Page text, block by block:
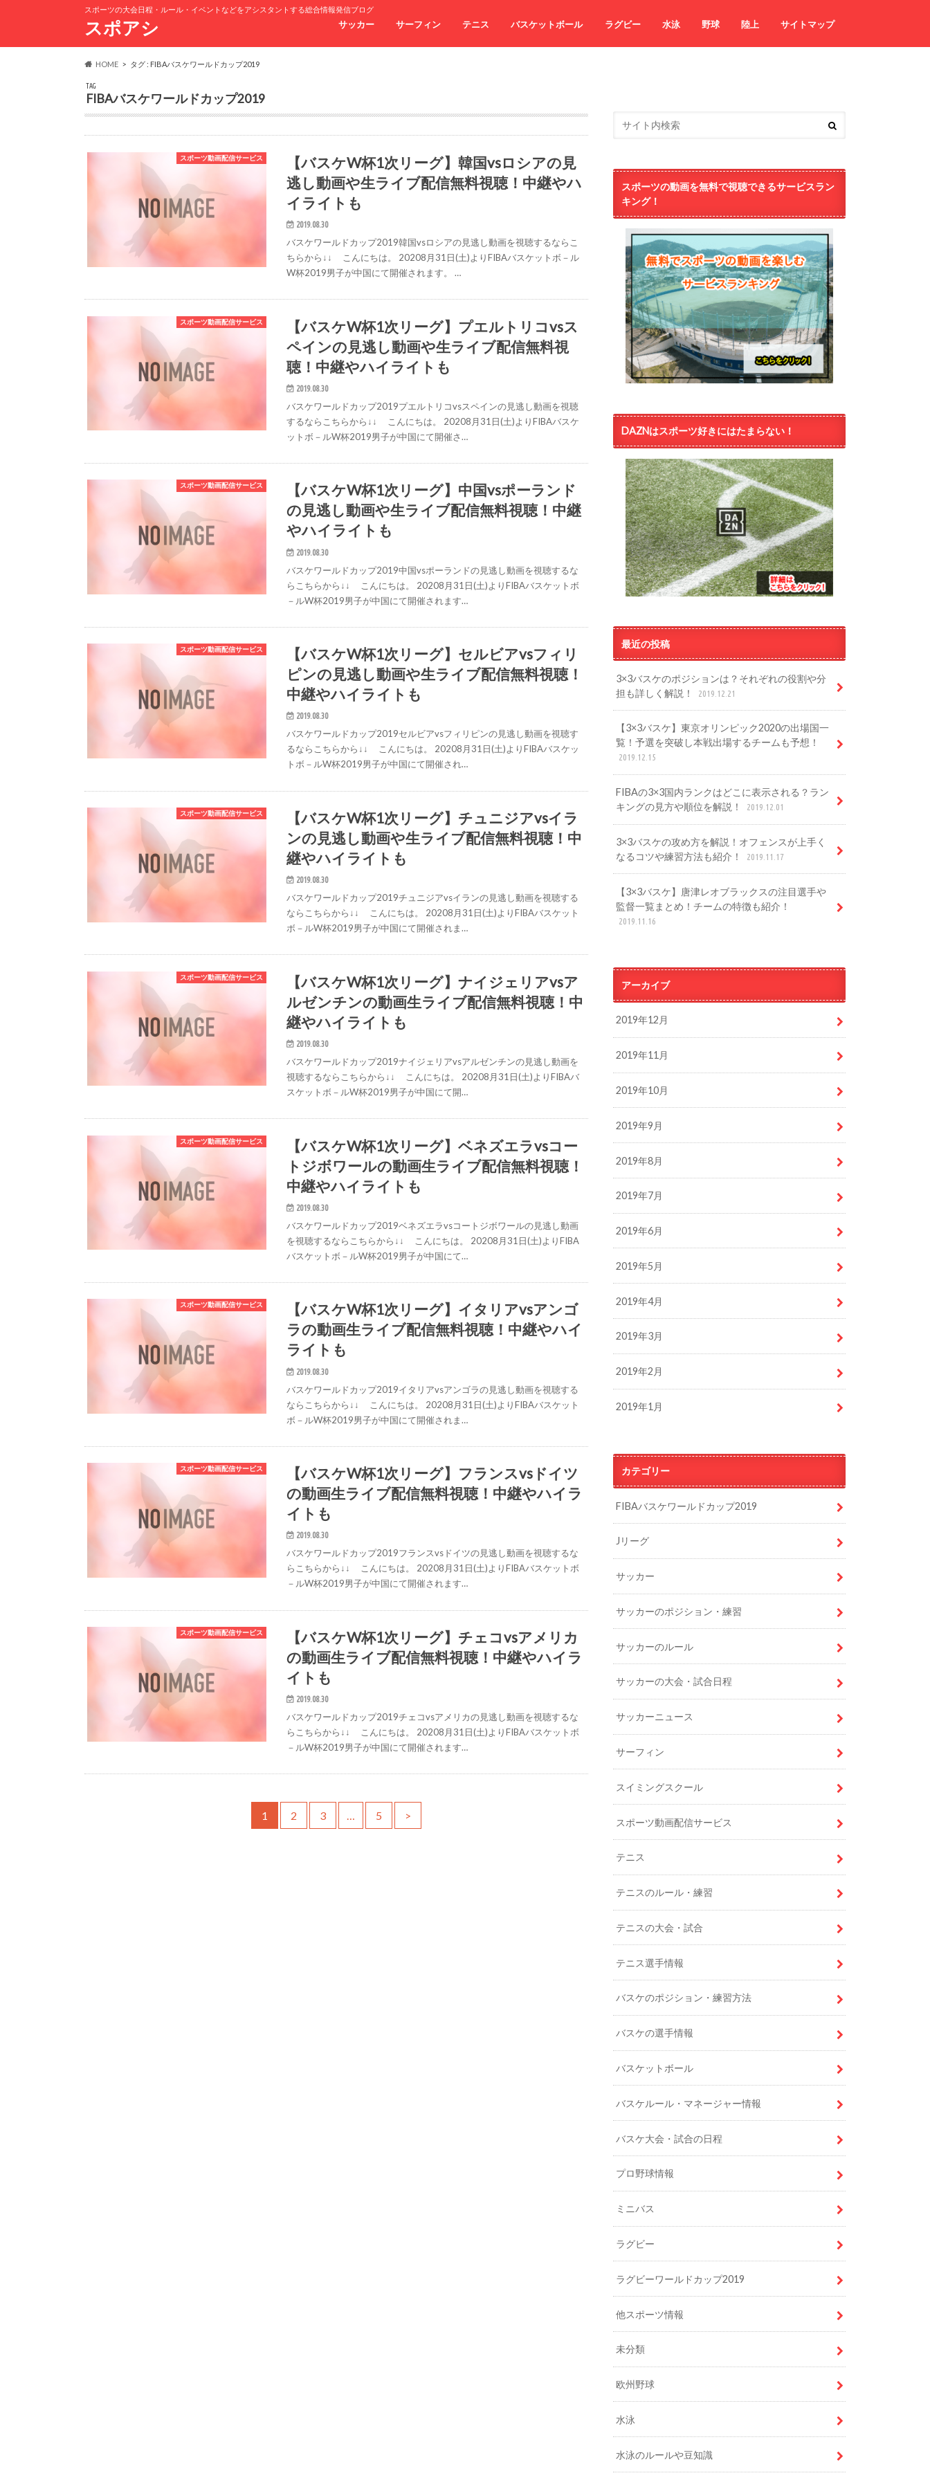
スポーツの大会日程・ルール・イベントなどをアシスタントする総合情報発信ブログ
スポアシ サッカー サーフィン テニス バスケットボール ラグビー 水泳 野球 陸上 サイトマップ
HOME タグ : FIBAバスケワールドカップ2019
TAG
FIBAバスケワールドカップ2019
スポーツ動画配信サービス
【バスケW杯1次リーグ】韓国vsロシアの見
逃し動画や生ライブ配信無料視聴！中継やハ
イライトも
2019.08.30
バスケワールドカップ2019韓国vsロシアの見逃し動画を視聴するならこ
ちらから↓↓ こんにちは。 20208月31日(土)よりFIBAバスケットボ－ル
W杯2019男子が中国にて開催されます。 …
スポーツ動画配信サービス
【バスケW杯1次リーグ】プエルトリコvsス
ペインの見逃し動画や生ライブ配信無料視
聴！中継やハイライトも
2019.08.30
バスケワールドカップ2019プエルトリコvsスペインの見逃し動画を視聴
するならこちらから↓↓ こんにちは。 20208月31日(土)よりFIBAバスケ
ットボ－ルW杯2019男子が中国にて開催さ…
スポーツ動画配信サービス
【バスケW杯1次リーグ】中国vsポーランド
の見逃し動画や生ライブ配信無料視聴！中継
やハイライトも
2019.08.30
バスケワールドカップ2019中国vsポーランドの見逃し動画を視聴するな
らこちらから↓↓ こんにちは。 20208月31日(土)よりFIBAバスケットボ
－ルW杯2019男子が中国にて開催されます…
スポーツ動画配信サービス
【バスケW杯1次リーグ】セルビアvsフィリ
ピンの見逃し動画や生ライブ配信無料視聴！
中継やハイライトも
2019.08.30
バスケワールドカップ2019セルビアvsフィリピンの見逃し動画を視聴す
るならこちらから↓↓ こんにちは。 20208月31日(土)よりFIBAバスケッ
トボ－ルW杯2019男子が中国にて開催され…
スポーツ動画配信サービス
【バスケW杯1次リーグ】チュニジアvsイラ
ンの見逃し動画や生ライブ配信無料視聴！中
継やハイライトも
2019.08.30
バスケワールドカップ2019チュニジアvsイランの見逃し動画を視聴する
ならこちらから↓↓ こんにちは。 20208月31日(土)よりFIBAバスケット
ボ－ルW杯2019男子が中国にて開催されま…
スポーツ動画配信サービス
【バスケW杯1次リーグ】ナイジェリアvsア
ルゼンチンの動画生ライブ配信無料視聴！中
継やハイライトも
2019.08.30
バスケワールドカップ2019ナイジェリアvsアルゼンチンの見逃し動画を
視聴するならこちらから↓↓ こんにちは。 20208月31日(土)よりFIBAバ
スケットボ－ルW杯2019男子が中国にて開…
スポーツ動画配信サービス
【バスケW杯1次リーグ】ベネズエラvsコー
トジボワールの動画生ライブ配信無料視聴！
中継やハイライトも
2019.08.30
バスケワールドカップ2019ベネズエラvsコートジボワールの見逃し動画
を視聴するならこちらから↓↓ こんにちは。 20208月31日(土)よりFIBA
バスケットボ－ルW杯2019男子が中国にて…
スポーツ動画配信サービス
【バスケW杯1次リーグ】イタリアvsアンゴ
ラの動画生ライブ配信無料視聴！中継やハイ
ライトも
2019.08.30
バスケワールドカップ2019イタリアvsアンゴラの見逃し動画を視聴する
ならこちらから↓↓ こんにちは。 20208月31日(土)よりFIBAバスケット
ボ－ルW杯2019男子が中国にて開催されま…
スポーツ動画配信サービス
【バスケW杯1次リーグ】フランスvsドイツ
の動画生ライブ配信無料視聴！中継やハイラ
イトも
2019.08.30
バスケワールドカップ2019フランスvsドイツの見逃し動画を視聴するな
らこちらから↓↓ こんにちは。 20208月31日(土)よりFIBAバスケットボ
－ルW杯2019男子が中国にて開催されます…
スポーツ動画配信サービス
【バスケW杯1次リーグ】チェコvsアメリカ
の動画生ライブ配信無料視聴！中継やハイラ
イトも
2019.08.30
バスケワールドカップ2019チェコvsアメリカの見逃し動画を視聴するな
らこちらから↓↓ こんにちは。 20208月31日(土)よりFIBAバスケットボ
－ルW杯2019男子が中国にて開催されます…
1 2 3 … 5 >
スポーツの動画を無料で視聴できるサービスラン
キング！
DAZNはスポーツ好きにはたまらない！
最近の投稿
3×3バスケのポジションは？それぞれの役割や分
担も詳しく解説！
2019.12.21
【3×3バスケ】東京オリンピック2020の出場国一
覧！予選を突破し本戦出場するチームも予想！
2019.12.15
FIBAの3×3国内ランクはどこに表示される？ラン
キングの見方や順位を解説！
2019.12.01
3×3バスケの攻め方を解説！オフェンスが上手く
なるコツや練習方法も紹介！
2019.11.17
【3×3バスケ】唐津レオブラックスの注目選手や
監督一覧まとめ！チームの特徴も紹介！
2019.11.16
アーカイブ
2019年12月
2019年11月
2019年10月
2019年9月
2019年8月
2019年7月
2019年6月
2019年5月
2019年4月
2019年3月
2019年2月
2019年1月
カテゴリー
FIBAバスケワールドカップ2019
Jリーグ
サッカー
サッカーのポジション・練習
サッカーのルール
サッカーの大会・試合日程
サッカーニュース
サーフィン
スイミングスクール
スポーツ動画配信サービス
テニス
テニスのルール・練習
テニスの大会・試合
テニス選手情報
バスケのポジション・練習方法
バスケの選手情報
バスケットボール
バスケルール・マネージャー情報
バスケ大会・試合の日程
プロ野球情報
ミニバス
ラグビー
ラグビーワールドカップ2019
他スポーツ情報
未分類
欧州野球
水泳
水泳のルールや豆知識